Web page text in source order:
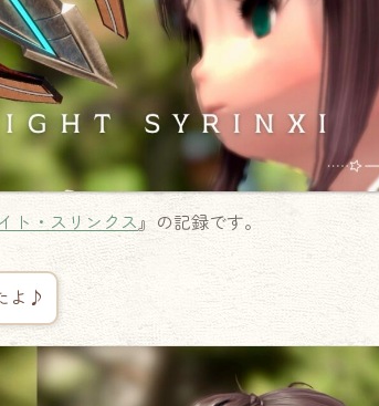
ト・スリンクス 』の記録です。
よ♪